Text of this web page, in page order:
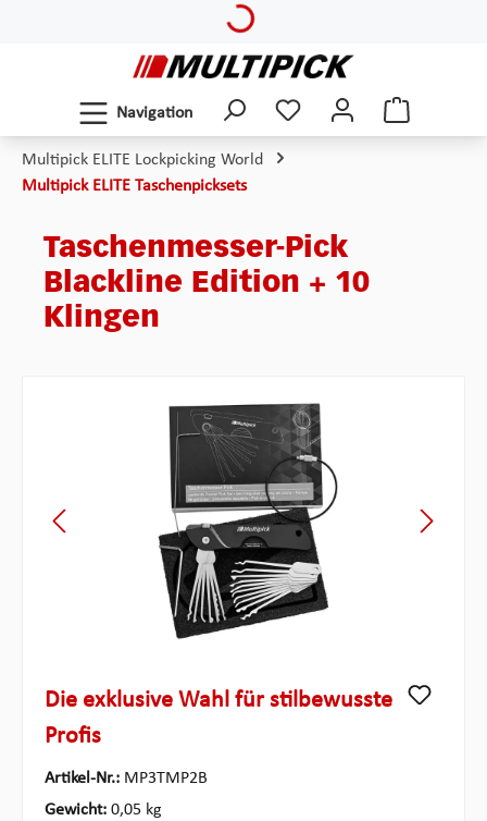
Navigation
Multipick ELITE Lockpicking World
Multipick ELITE Taschenpicksets
Taschenmesser-Pick
Blackline Edition + 10
Klingen
Bildergalerie überspringen
Die exklusive Wahl für stilbewusste
Profis
Artikel-Nr.: MP3TMP2B
Gewicht: 0,05 kg